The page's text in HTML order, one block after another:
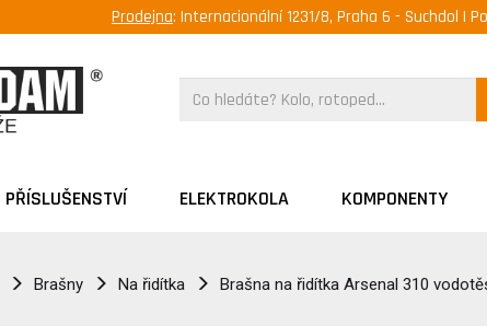
Prodejna: Internacionální 1231/8, Praha 6 - Suchdol |
PŘÍSLUŠENSTVÍ ELEKTROKOLA KOMPONENTY
Brašny Na řidítka Brašna na řidítka Arsenal 310